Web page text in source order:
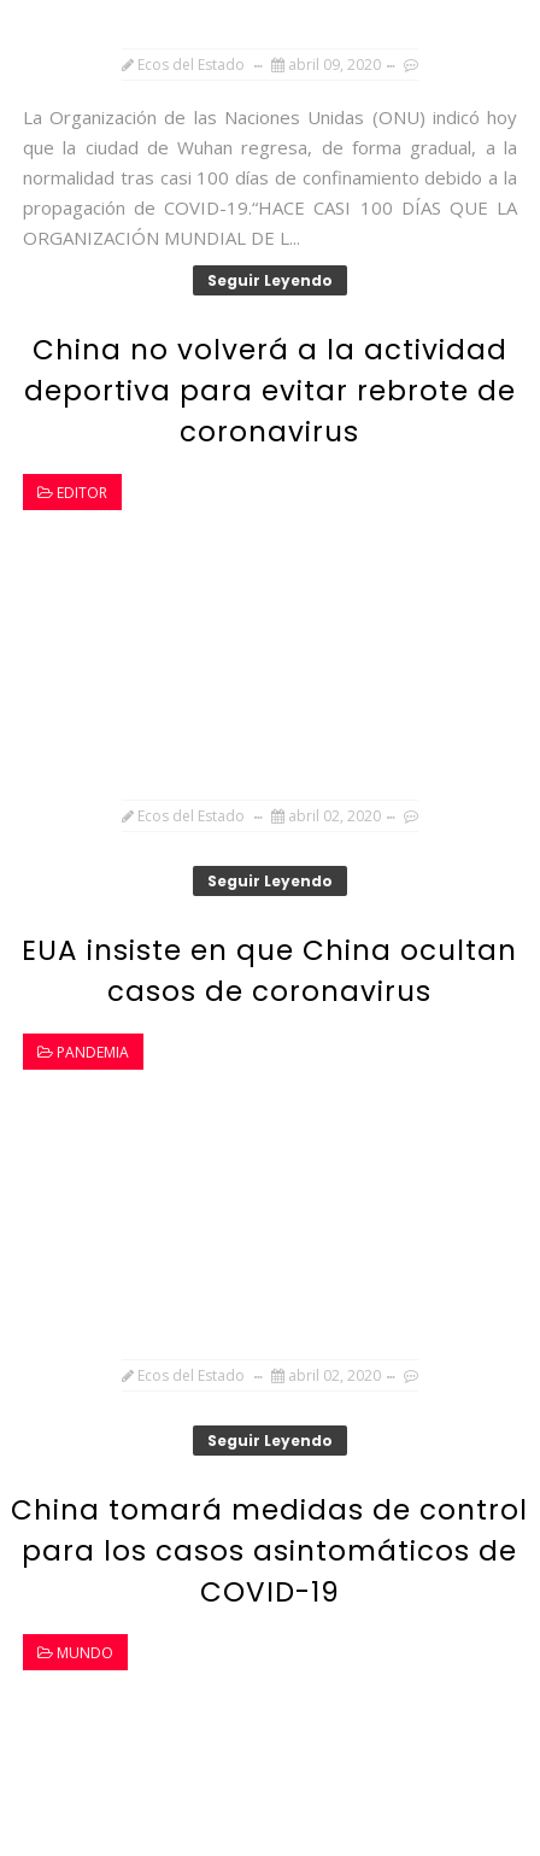
Ecos del Estado abril 09, 2020
La Organización de las Naciones Unidas (ONU) indicó hoy
que la ciudad de Wuhan regresa, de forma gradual, a la
normalidad tras casi 100 días de confinamiento debido a la
propagación de COVID-19.“HACE CASI 100 DÍAS QUE LA
ORGANIZACIÓN MUNDIAL DE L...
Seguir Leyendo
China no volverá a la actividad
deportiva para evitar rebrote de
coronavirus
EDITOR
Ecos del Estado abril 02, 2020
Seguir Leyendo
EUA insiste en que China ocultan
casos de coronavirus
PANDEMIA
Ecos del Estado abril 02, 2020
Seguir Leyendo
China tomará medidas de control
para los casos asintomáticos de
COVID-19
MUNDO